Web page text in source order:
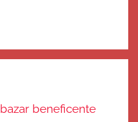
bazar beneficente